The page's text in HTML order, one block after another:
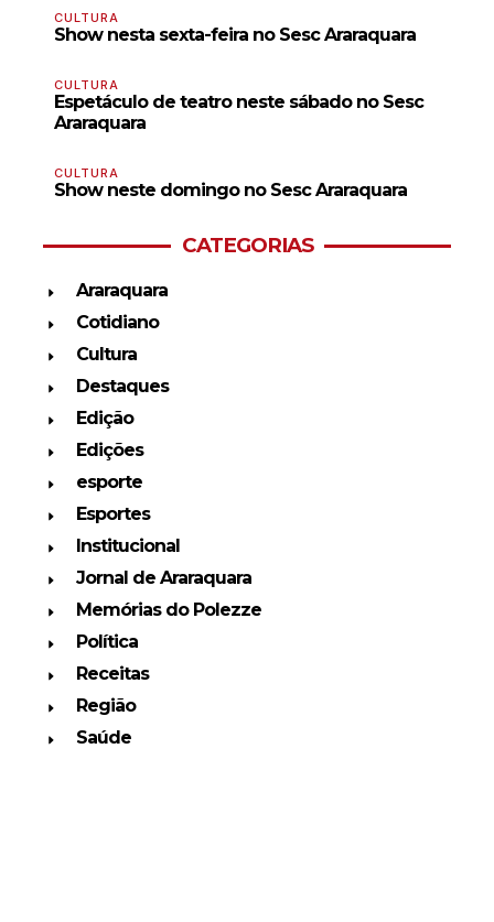
CULTURA
Show nesta sexta-feira no Sesc Araraquara
CULTURA
Espetáculo de teatro neste sábado no Sesc
Araraquara
CULTURA
Show neste domingo no Sesc Araraquara
CATEGORIAS
Araraquara
Cotidiano
Cultura
Destaques
Edição
Edições
esporte
Esportes
Institucional
Jornal de Araraquara
Memórias do Polezze
Política
Receitas
Região
Saúde